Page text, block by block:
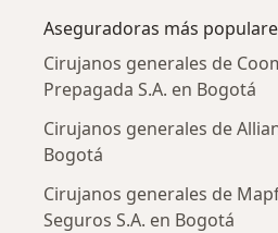
Aseguradoras más
Cirujanos generales de
Prepagada S.A. en Bogotá
Cirujanos generales de
Bogotá
Cirujanos generales de
Seguros S.A. en Bogotá